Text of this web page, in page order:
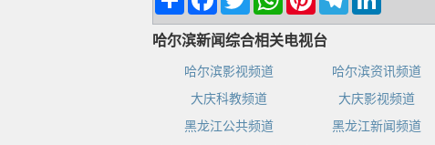
哈尔滨新闻综合相关电视台
哈尔滨影视频道 哈尔滨资讯频道
大庆科教频道
大庆影视频道
黑龙江公共频道
黑龙江新闻频道